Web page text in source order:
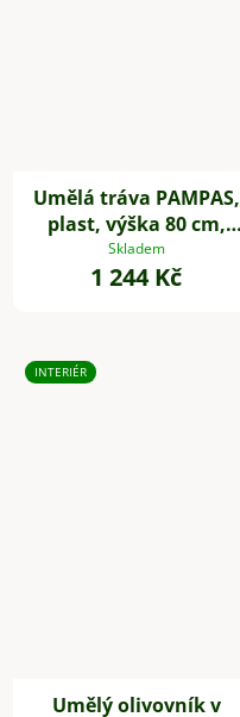
Umělá tráva PAMPAS,
plast, výška 80 cm,
zelená
Skladem
1 244 Kč
INTERIÉR
Umělý olivovník v